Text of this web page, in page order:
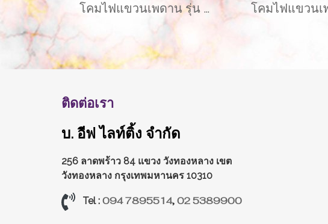
โคมไฟแขวนเพดาน รุ่น LAYLA EVE-00416 สำหรับใส่หลอด E27 จำนวน 1 ดวง
ติดต่อเรา
บ. อีฟ ไลท์ติ้ง จำกัด
256 ลาดพร้าว 84 แขวง วังทองหลาง เขต
วังทองหลาง กรุงเทพมหานคร 10310
Tel : 094 7895514,02 5389900